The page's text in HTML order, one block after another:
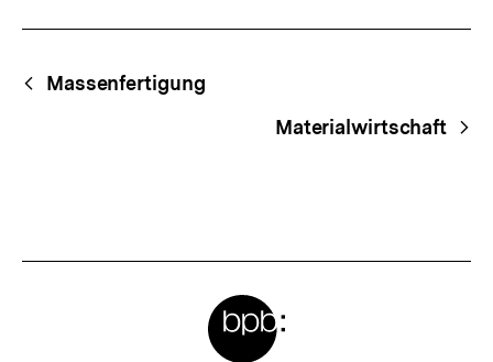
Begriffsnavigation
Content-
Navigation
Massenfertigung
Materialwirtschaft